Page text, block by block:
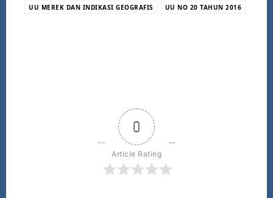
UU MEREK DAN INDIKASI GEOGRAFIS
UU NO 20 TAHUN 2016
0
Article Rating